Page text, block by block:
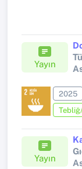
Yayın
2025
Yayın